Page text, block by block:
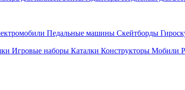
Педальные машины Скейтборды
Игровые наборы Каталки Конструкторы Мобили